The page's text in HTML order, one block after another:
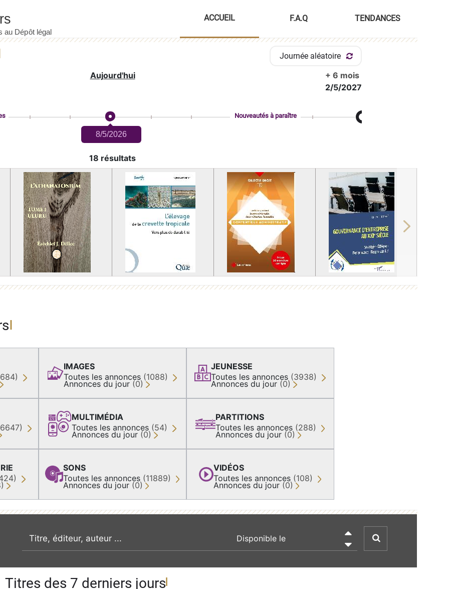
ACCUEIL F.A.Q TENDANCES
Journée aléatoire
Aujourd'hui
+ 6 mois
2/5/2027
8/5/2026
Nouveautés à paraître
18 résultats
Next
IMAGES
Toutes les annonces (1088)
Annonces du jour (0)
MULTIMÉDIA
Toutes les annonces (54)
Annonces du jour (0)
SONS
Toutes les annonces (11889)
Annonces du jour (0)
JEUNESSE
Toutes les annonces (3938)
Annonces du jour (0)
PARTITIONS
Toutes les annonces (288)
Annonces du jour (0)
VIDÉOS
Toutes les annonces (108)
Annonces du jour (0)
recherche par mot clé

Titres des 7 derniers jours